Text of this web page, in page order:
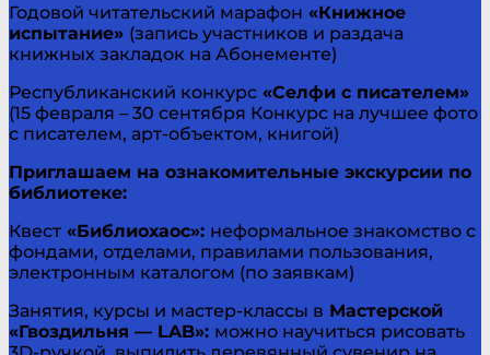
Годовой читательский марафон «Книжное
испытание» (запись участников и раздача
книжных закладок на Абонементе)
Республиканский конкурс «Селфи с писателем»
(15 февраля – 30 сентября Конкурс на лучшее фото
с писателем, арт-объектом, книгой)
Приглашаем на ознакомительные экскурсии по
библиотеке:
Квест «Библиохаос»: неформальное знакомство с
фондами, отделами, правилами пользования,
электронным каталогом (по заявкам)
Занятия, курсы и мастер-классы в Мастерской
«Гвоздильня — LAB»: можно научиться рисовать